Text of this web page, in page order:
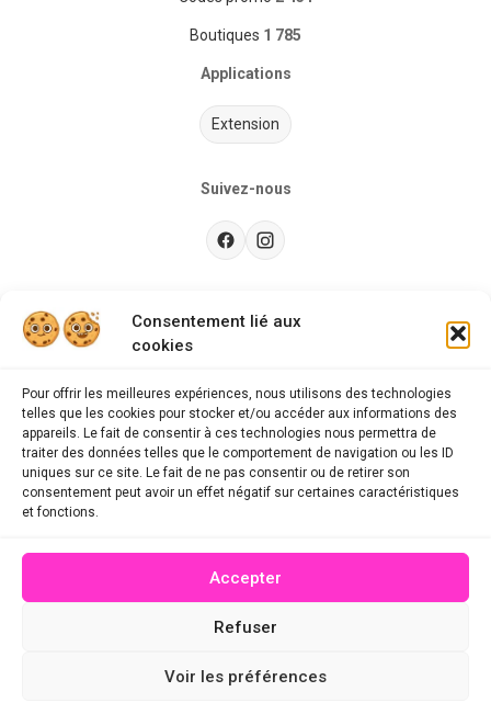
Consentement lié aux
cookies
Pour offrir les meilleures expériences, nous utilisons des technologies
telles que les cookies pour stocker et/ou accéder aux informations des
appareils. Le fait de consentir à ces technologies nous permettra de
traiter des données telles que le comportement de navigation ou les ID
uniques sur ce site. Le fait de ne pas consentir ou de retirer son
consentement peut avoir un effet négatif sur certaines caractéristiques
et fonctions.
Accepter
Refuser
Voir les préférences
Boutiques 1 785
Applications
Extension
Suivez-nous
FAQ
Mentions légales
Politique de confidentialité
Contact